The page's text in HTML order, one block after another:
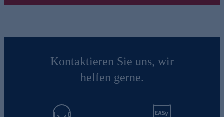
Kontaktieren Sie uns, wir
helfen gerne.